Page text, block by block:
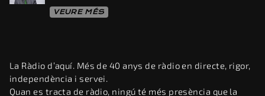
VEURE MÉS
La Ràdio d’aquí. Més de 40 anys de ràdio en directe, rigor,
independència i servei.
Quan es tracta de ràdio, ningú té més presència que la